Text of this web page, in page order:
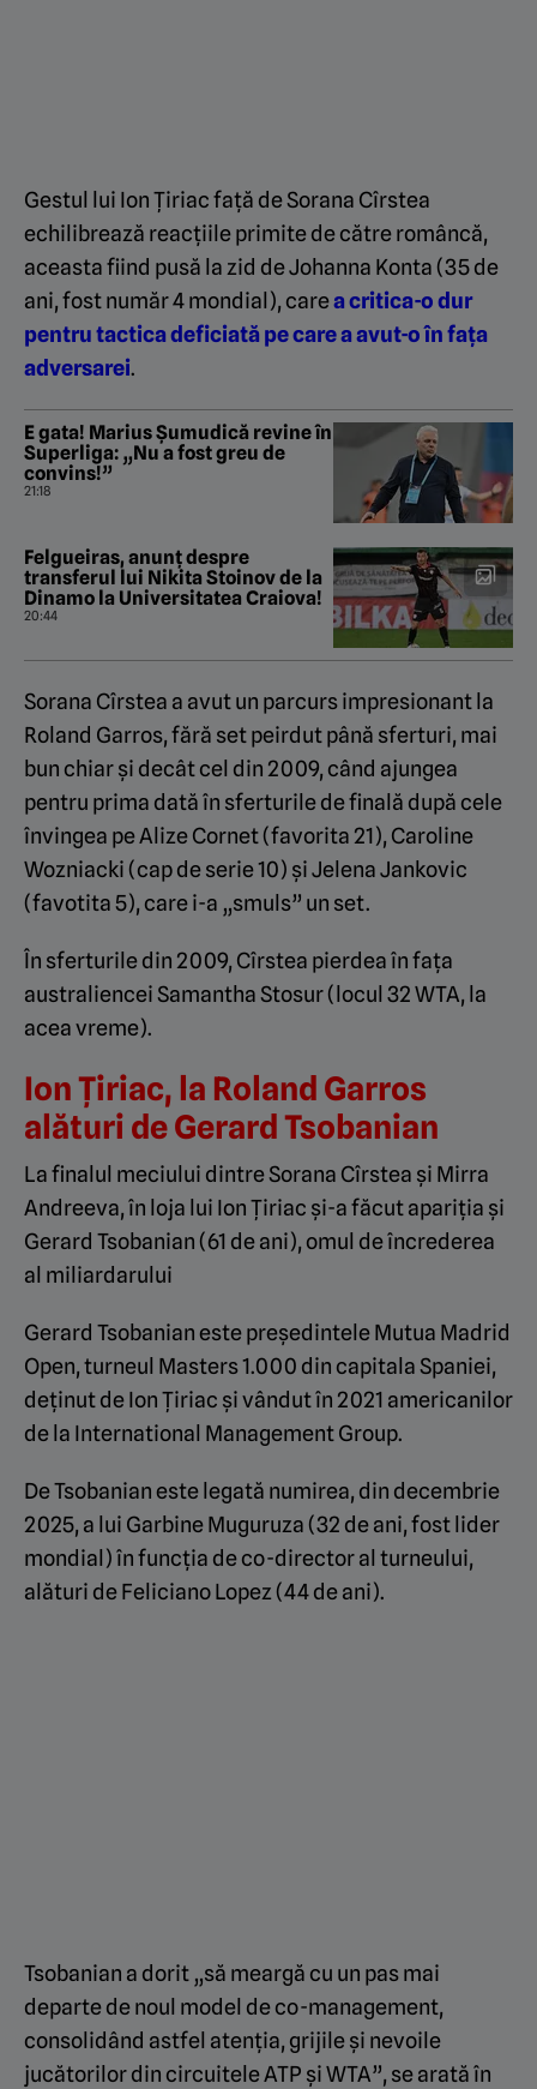
Gestul lui Ion Țiriac față de Sorana Cîrstea
echilibrează reacțiile primite de către româncă,
aceasta fiind pusă la zid de Johanna Konta (35 de
ani, fost număr 4 mondial), carea critica-o dur
pentru tactica deficiată pe care a avut-o în fața
adversarei.
E gata! Marius Șumudică revine în
Superliga: „Nu a fost greu de
convins!”
21:18
Felgueiras, anunț despre
transferul lui Nikita Stoinov de la
Dinamo la Universitatea Craiova!
20:44
Sorana Cîrstea a avut un parcurs impresionant la
Roland Garros, fără set peirdut până sferturi, mai
bun chiar și decât cel din 2009, când ajungea
pentru prima dată în sferturile de finală după cele
învingea pe Alize Cornet (favorita 21), Caroline
Wozniacki (cap de serie 10) și Jelena Jankovic
(favotita 5), care i-a „smuls” un set.
În sferturile din 2009, Cîrstea pierdea în fața
australiencei Samantha Stosur (locul 32 WTA, la
acea vreme).
Ion Țiriac, la Roland Garros
alături de Gerard Tsobanian
La finalul meciului dintre Sorana Cîrstea și Mirra
Andreeva, în loja lui Ion Țiriac și-a făcut apariția și
Gerard Tsobanian (61 de ani), omul de încrederea
al miliardarului
Gerard Tsobanian este președintele Mutua Madrid
Open, turneul Masters 1.000 din capitala Spaniei,
deținut de Ion Țiriac și vândut în 2021 americanilor
de la International Management Group.
De Tsobanian este legată numirea, din decembrie
2025, a lui Garbine Muguruza (32 de ani, fost lider
mondial) în funcția de co-director al turneului,
alături de Feliciano Lopez (44 de ani).
Tsobanian a dorit „să meargă cu un pas mai
departe de noul model de co-management,
consolidând astfel atenția, grijile și nevoile
jucătorilor din circuitele ATP și WTA”, se arată în